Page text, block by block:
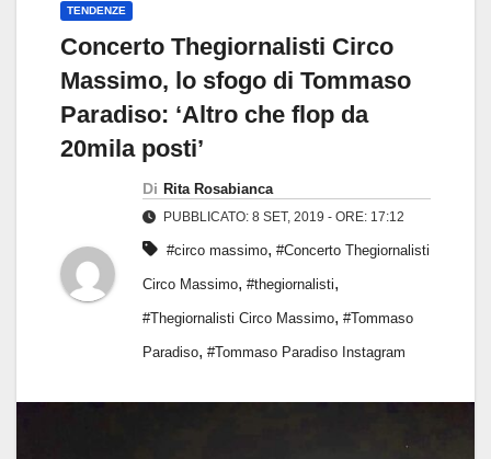
TENDENZE
Concerto Thegiornalisti Circo
Massimo, lo sfogo di Tommaso
Paradiso: ‘Altro che flop da
20mila posti’
Di Rita Rosabianca
PUBBLICATO: 8 SET, 2019 - ORE: 17:12
#circo massimo, #Concerto Thegiornalisti
Circo Massimo, #thegiornalisti,
#Thegiornalisti Circo Massimo, #Tommaso
Paradiso, #Tommaso Paradiso Instagram